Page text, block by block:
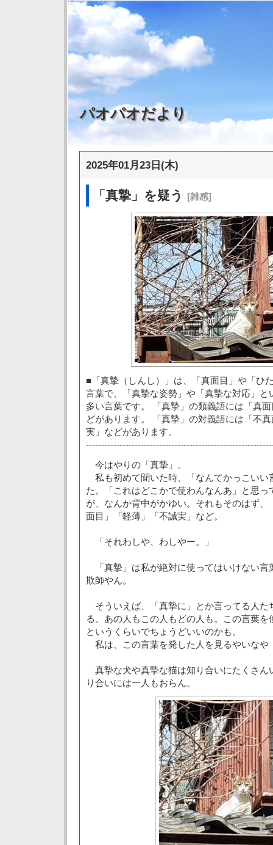
パオパオだより
2025年01月23日(木)
「真摯」を疑う [雑感]
■「真摯（しんし）」は、「真面目」や「ひ
言葉で、「真摯な姿勢」や「真摯な対応」と
多い言葉です。 「真摯」の類義語には「真
どがあります。 「真摯」の対義語には「不
実」などがあります。
今はやりの「真摯」。
私も初めて聞いた時、「なんてかっこいい
た。「これはどこかで使わんなんあ」と思っ
が、なんか背中がかゆい。それもそのはず
面目」「軽薄」「不誠実」など。
「それわしや、わしやー。」
「真摯」は私が絶対に使ってはいけない言
欺師やん。
そういえば、「真摯に」とか言ってる人た
る。あの人もこの人もどの人も。この言葉
というくらいでちょうどいいのかも。
私は、この言葉を発した人を見るやいなや
真摯な犬や真摯な猫は知り合いにたくさん
り合いには一人もおらん。